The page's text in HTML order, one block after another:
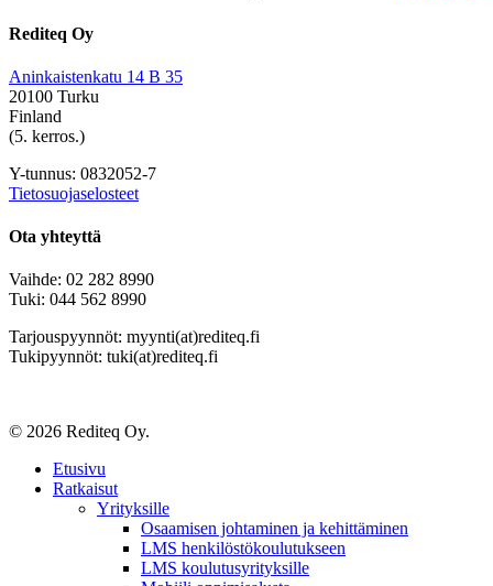
Rediteq Oy
Aninkaistenkatu 14 B 35
20100 Turku
Finland
(5. kerros.)
Y-tunnus: 0832052-7
Tietosuojaselosteet
Ota yhteyttä
Vaihde: 02 282 8990
Tuki: 044 562 8990
Tarjouspyynnöt: myynti(at)rediteq.fi
Tukipyynnöt: tuki(at)rediteq.fi
© 2026 Rediteq Oy.
Close
Menu
Etusivu
Ratkaisut
Yrityksille
Osaamisen johtaminen ja kehittäminen
LMS henkilöstökoulutukseen
LMS koulutusyrityksille